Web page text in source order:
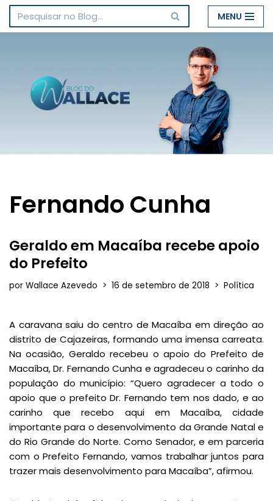
Pular
conteúdo
MENU
Fernando Cunha
Geraldo em Macaíba recebe apoio
do Prefeito
por Wallace Azevedo 16 de setembro de 2018 Política
A caravana saiu do centro de Macaíba em direção ao
distrito de Cajazeiras, formando uma imensa carreata.
Na ocasião, Geraldo recebeu o apoio do Prefeito de
Macaíba, Dr. Fernando Cunha e agradeceu o carinho da
população do município: “Quero agradecer a todo o
apoio que o prefeito Dr. Fernando tem nos dado, e ao
carinho que recebo aqui em Macaíba, cidade
importante para o desenvolvimento da Grande Natal e
do Rio Grande do Norte. Como Senador, e em parceria
com o Prefeito Fernando, vamos trabalhar juntos para
trazer mais desenvolvimento para Macaíba”, afirmou.